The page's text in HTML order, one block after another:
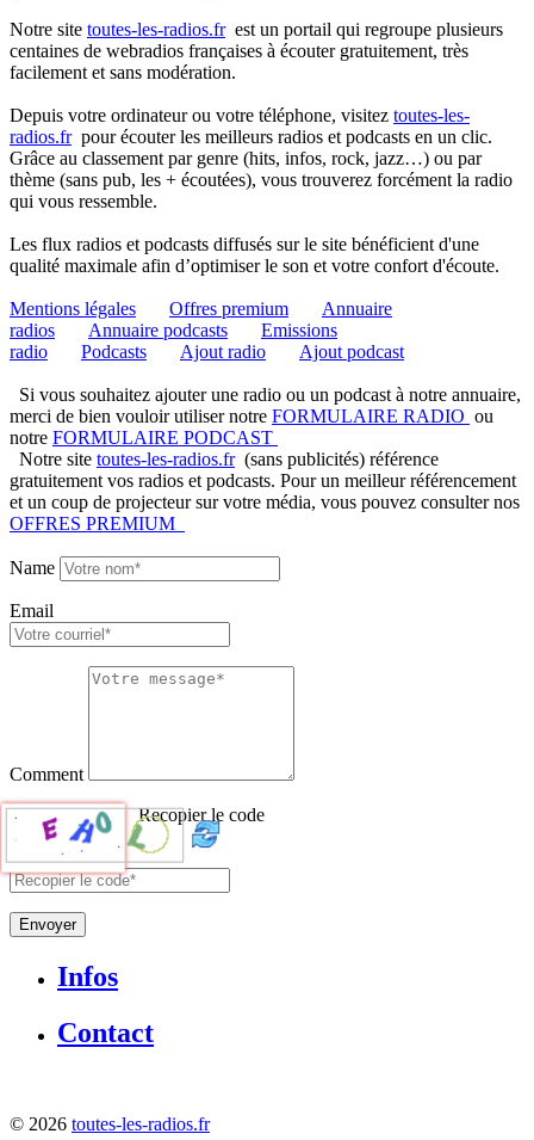
Notre site toutes-les-radios.frest un portail qui regroupe plusieurs
centaines de webradios françaises à écouter gratuitement, très
facilement et sans modération.
Depuis votre ordinateur ou votre téléphone, visitez toutes-les-
radios.frpour écouter les meilleurs radios et podcasts en un clic.
Grâce au classement par genre (hits, infos, rock, jazz…) ou par
thème (sans pub, les + écoutées), vous trouverez forcément la radio
qui vous ressemble.
Les flux radios et podcasts diffusés sur le site bénéficient d'une
qualité maximale afin d’optimiser le son et votre confort d'écoute.
Mentions légales Offres premium
Annuaire
radios
Annuaire podcasts
Emissions
radio
Podcasts Ajout radio Ajout podcast
Si vous souhaitez ajouter une radio ou un podcast à notre annuaire,
merci de bien vouloir utiliser notre FORMULAIRE RADIO ou
notre FORMULAIRE PODCAST
Notre site toutes-les-radios.fr(sans publicités) référence
gratuitement vos radios et podcasts. Pour un meilleur référencement
et un coup de projecteur sur votre média, vous pouvez consulter nos
OFFRES PREMIUM
Name
Email
Comment
Recopier le code
Envoyer
Infos
Contact
© 2026 toutes-les-radios.fr